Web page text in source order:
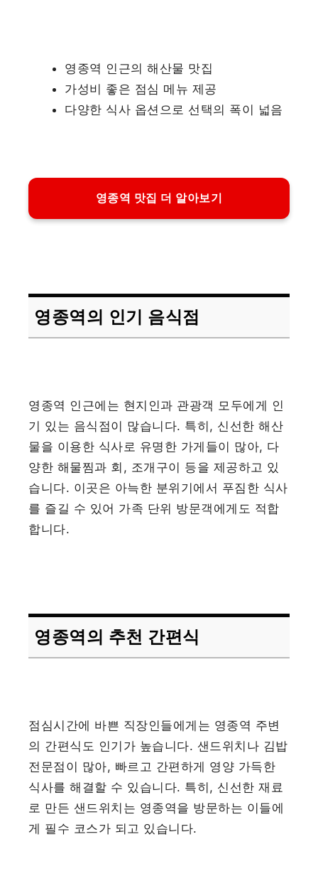
영종역 인근의 해산물 맛집
가성비 좋은 점심 메뉴 제공
다양한 식사 옵션으로 선택의 폭이 넓음
영종역 맛집 더 알아보기
영종역의 인기 음식점
영종역 인근에는 현지인과 관광객 모두에게 인
기 있는 음식점이 많습니다. 특히, 신선한 해산
물을 이용한 식사로 유명한 가게들이 많아, 다
양한 해물찜과 회, 조개구이 등을 제공하고 있
습니다. 이곳은 아늑한 분위기에서 푸짐한 식사
를 즐길 수 있어 가족 단위 방문객에게도 적합
합니다.
영종역의 추천 간편식
점심시간에 바쁜 직장인들에게는 영종역 주변
의 간편식도 인기가 높습니다. 샌드위치나 김밥
전문점이 많아, 빠르고 간편하게 영양 가득한
식사를 해결할 수 있습니다. 특히, 신선한 재료
로 만든 샌드위치는 영종역을 방문하는 이들에
게 필수 코스가 되고 있습니다.